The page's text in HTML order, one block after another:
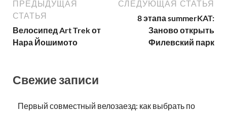
ПРЕДЫДУЩАЯ
СТАТЬЯ
Велосипед Art Trek от
Нара Йошимото
СЛЕДУЮЩАЯ СТАТЬЯ
8 этапа summerKAT:
Заново открыть
Филевский парк
Свежие записи
Первый совместный велозаезд: как выбрать по